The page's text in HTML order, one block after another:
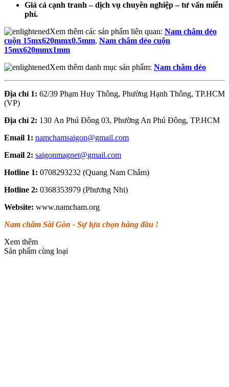
Giá cả cạnh tranh – dịch vụ chuyên nghiệp – tư vấn miễn
phí.
Xem thêm các sản phẩm liên quan: Nam châm dẻo
cuộn 15mx620mmx0.5mm, Nam châm dẻo cuộn
15mx620mmx1mm
Xem thêm danh mục sản phẩm: Nam châm dẻo
Địa chỉ 1: 62/39 Phạm Huy Thông, Phường Hạnh Thông, TP.HCM
(VP)
Địa chỉ 2: 130 An Phú Đông 03, Phường An Phú Đông, TP.HCM
Email 1: namchamsaigon@gmail.com
Email 2: saigonmagnet@gmail.com
Hotline 1: 0708293232 (Quang Nam Châm)
Hotline 2: 0368353979 (Phương Nhi)
Website: www.namcham.org
Nam châm Sài Gòn - Sự lựa chọn hàng đầu !
Xem thêm
Sản phẩm cùng loại